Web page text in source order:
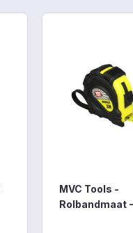
MVC Tools -
Rolbandmaat